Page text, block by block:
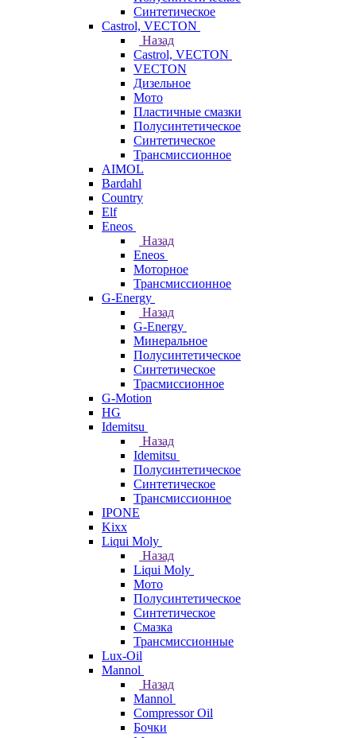
Синтетическое
Castrol, VECTON
Назад
Castrol, VECTON
VECTON
Дизельное
Мото
Пластичные смазки
Полусинтетическое
Синтетическое
Трансмиссионное
AIMOL
Bardahl
Country
Elf
Eneos
Назад
Eneos
Моторное
Трансмиссионное
G-Energy
Назад
G-Energy
Минеральное
Полусинтетическое
Синтетическое
Трасмиссионное
G-Motion
HG
Idemitsu
Назад
Idemitsu
Полусинтетическое
Синтетическое
Трансмиссионное
IPONE
Kixx
Liqui Moly
Назад
Liqui Moly
Мото
Полусинтетическое
Синтетическое
Смазка
Трансмиссионные
Lux-Oil
Mannol
Назад
Mannol
Compressor Oil
Бочки